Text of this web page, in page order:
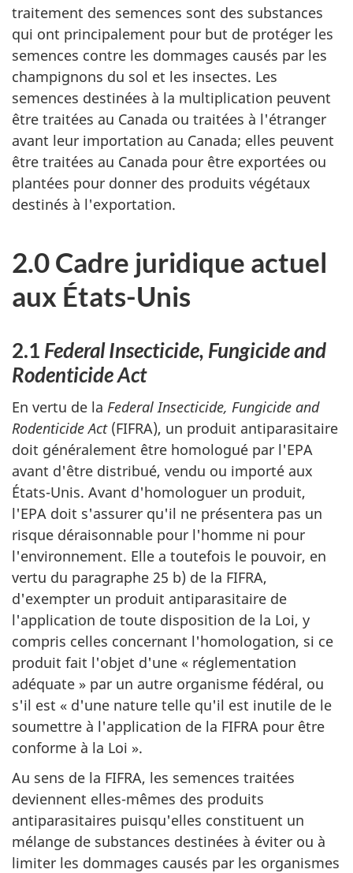
traitement des semences sont des substances
qui ont principalement pour but de protéger les
semences contre les dommages causés par les
champignons du sol et les insectes. Les
semences destinées à la multiplication peuvent
être traitées au Canada ou traitées à l'étranger
avant leur importation au Canada; elles peuvent
être traitées au Canada pour être exportées ou
plantées pour donner des produits végétaux
destinés à l'exportation.
2.0 Cadre juridique actuel
aux États-Unis
2.1 Federal Insecticide, Fungicide and
Rodenticide Act
En vertu de la Federal Insecticide, Fungicide and
Rodenticide Act(FIFRA), un produit antiparasitaire
doit généralement être homologué par l'EPA
avant d'être distribué, vendu ou importé aux
États-Unis. Avant d'homologuer un produit,
l'EPA doit s'assurer qu'il ne présentera pas un
risque déraisonnable pour l'homme ni pour
l'environnement. Elle a toutefois le pouvoir, en
vertu du paragraphe 25 b) de la FIFRA,
d'exempter un produit antiparasitaire de
l'application de toute disposition de la Loi, y
compris celles concernant l'homologation, si ce
produit fait l'objet d'une « réglementation
adéquate » par un autre organisme fédéral, ou
s'il est « d'une nature telle qu'il est inutile de le
soumettre à l'application de la FIFRA pour être
conforme à la Loi ».
Au sens de la FIFRA, les semences traitées
deviennent elles-mêmes des produits
antiparasitaires puisqu'elles constituent un
mélange de substances destinées à éviter ou à
limiter les dommages causés par les organismes